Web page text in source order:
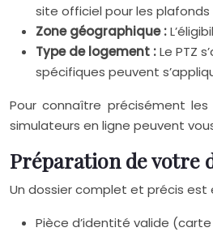
site officiel pour les plafonds
Zone géographique :
Type de logement :Le PTZ
spécifiques peuvent
Pour connaître précisément
simulateurs en ligne peuvent
Préparation de votre
Un dossier complet et précis
Pièce d’identité valide